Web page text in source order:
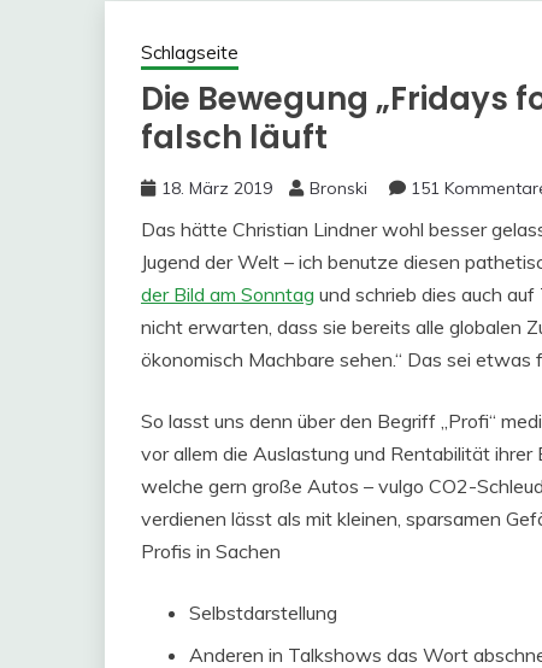
Schlagseite
Die Bewegung „Fridays
falsch läuft
18. März 2019 Bronski 151
Das hätte Christian Lindner wohl besser
Jugend der Welt – ich benutze diesen
der Bild am Sonntag und schrieb dies auch
nicht erwarten, dass sie bereits alle globalen
ökonomisch Machbare sehen.“ Das sei etwas
So lasst uns denn über den Begriff „Profi“
vor allem die Auslastung und Rentabilität
welche gern große Autos – vulgo CO2-
verdienen lässt als mit kleinen, sparsamen
Profis in Sachen
Selbstdarstellung
Anderen in Talkshows das Wort